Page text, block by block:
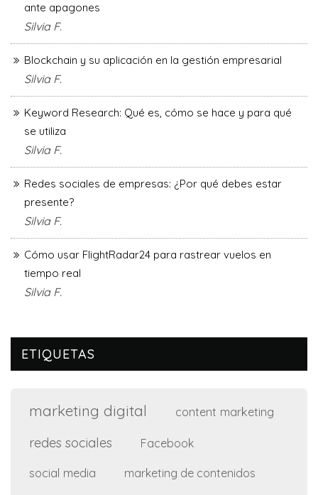
ante apagones
Silvia F.
Blockchain y su aplicación en la gestión empresarial
Silvia F.
Keyword Research: Qué es, cómo se hace y para qué
se utiliza
Silvia F.
Redes sociales de empresas: ¿Por qué debes estar
presente?
Silvia F.
Cómo usar FlightRadar24 para rastrear vuelos en
tiempo real
Silvia F.
ETIQUETAS
marketing digital content marketing
redes sociales Facebook
social media marketing de contenidos